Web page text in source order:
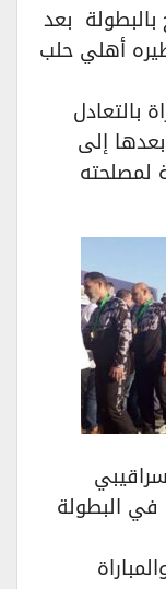
بعد
أهلي حلب
بالتعادل
إلى
لمصلحته
البطولة